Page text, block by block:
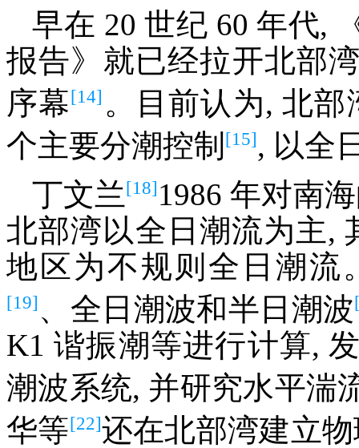
早在 20 世纪 60 年代,
报告》就已经拉开北部
序幕[14] 。目前认为, 北部
个主要分潮控制 [15], 以全
丁文兰[18]1986 年对南
北部湾以全日潮流为主,
地区为不规则全日潮流
[19] 、全日潮波和半日潮波
K1 谐振潮等进行计算,
潮波系统, 并研究水平湍
华等[22]还在北部湾建立